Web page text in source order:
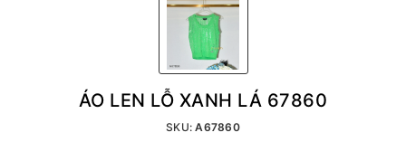
ÁO LEN LỖ XANH LÁ 67860
SKU:A67860